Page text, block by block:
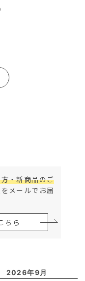
・新商品のご
メールでお届
ちら
2026年9月